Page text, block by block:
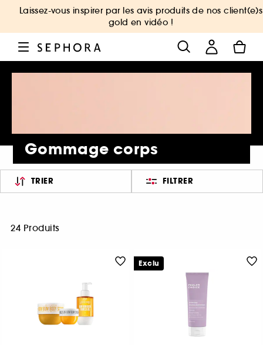
Laissez-vous inspirer par les avis produits de nos client(e)s
gold en vidéo !
Gommage corps
TRIER FILTRER
24 Produits
Exclu